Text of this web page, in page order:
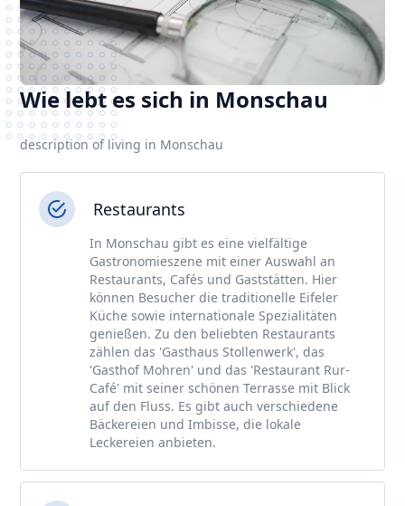
Wie lebt es sich in Monschau
description of living in Monschau
Restaurants
In Monschau gibt es eine vielfältige
Gastronomieszene mit einer Auswahl an
Restaurants, Cafés und Gaststätten. Hier
können Besucher die traditionelle Eifeler
Küche sowie internationale Spezialitäten
genießen. Zu den beliebten Restaurants
zählen das 'Gasthaus Stollenwerk', das
'Gasthof Mohren' und das 'Restaurant Rur-
Café' mit seiner schönen Terrasse mit Blick
auf den Fluss. Es gibt auch verschiedene
Bäckereien und Imbisse, die lokale
Leckereien anbieten.